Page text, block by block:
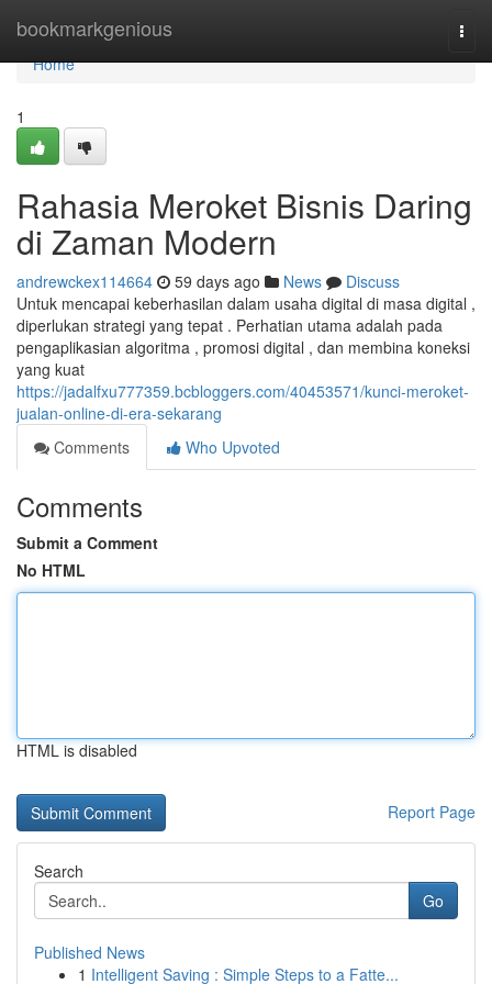
bookmarkgenious
Home
Home
1
Rahasia Meroket Bisnis Daring
di Zaman Modern
andrewckex114664 59 days ago News
Discuss
Untuk mencapai keberhasilan dalam usaha digital di masa digital ,
diperlukan strategi yang tepat . Perhatian utama adalah pada
pengaplikasian algoritma , promosi digital , dan membina koneksi
yang kuat
https://jadalfxu777359.bcbloggers.com/40453571/kunci-meroket-
jualan-online-di-era-sekarang
Comments
Who Upvoted
Comments
Submit a Comment
No HTML
HTML is disabled
Report Page
Search
Go
Published News
1 Intelligent Saving : Simple Steps to a Fatte...